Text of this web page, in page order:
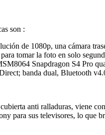
son :
de 1080p, una cámara
tomar la foto en solo
Snapdragon S4 Pro
banda dual, Bluetooth
anti ralladuras, viene
para sus televisores, lo que